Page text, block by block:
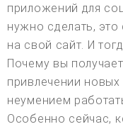
приложений для
нужно сделать, это
на свой сайт. И
Почему вы
привлечении
неумением
Особенно сейчас,